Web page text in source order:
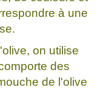
à une
on utilise
des
de l'olive